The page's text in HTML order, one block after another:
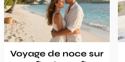
Voyage de noce sur